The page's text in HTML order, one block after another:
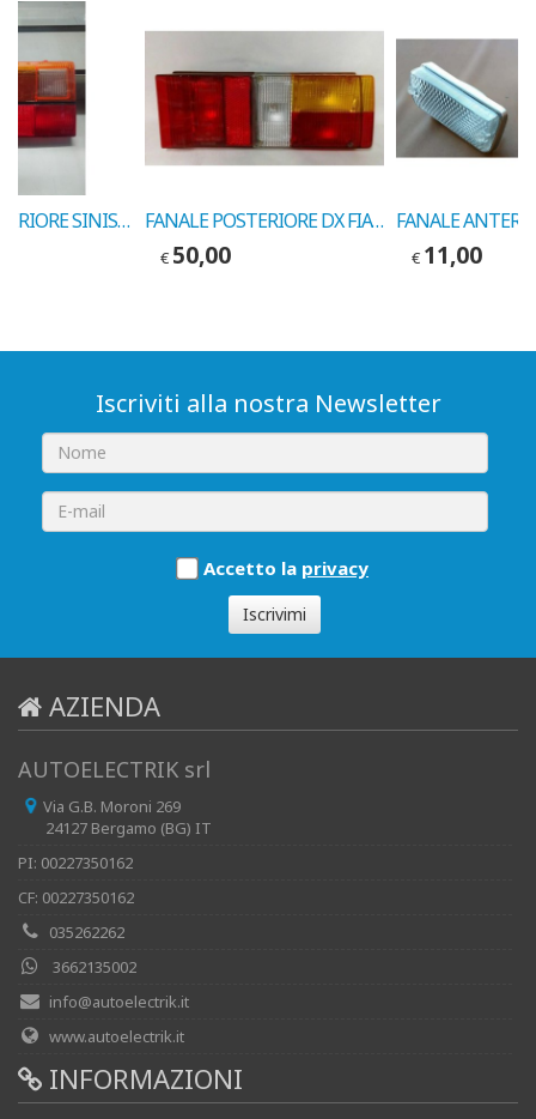
GEMMA POSTERIORE SINISTRA FIAT CROMA 1 SERIE COD. MARELLI 28831801 FANALE POSTERIORE DX FIAT 131 COD. MARELLLI 248508010
€ 50,00 € 11,00
Iscriviti alla nostra Newsletter
Accetto la privacy
Iscrivimi
AZIENDA
AUTOELECTRIK srl
Via G.B. Moroni 269
24127 Bergamo (BG) IT
PI: 00227350162
CF: 00227350162
035262262
3662135002
info@autoelectrik.it
www.autoelectrik.it
INFORMAZIONI